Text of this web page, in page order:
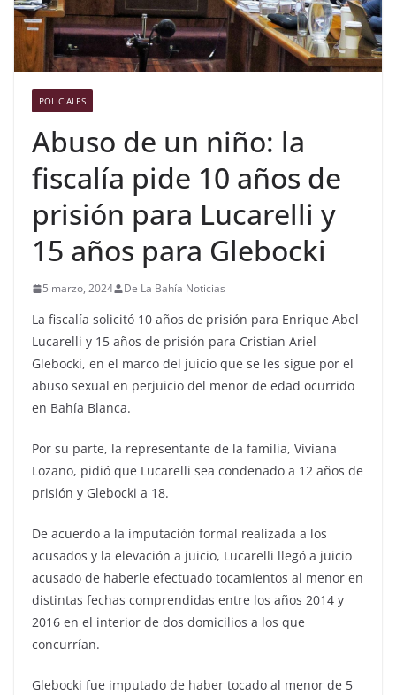
POLICIALES
Abuso de un niño: la
fiscalía pide 10 años de
prisión para Lucarelli y
15 años para Glebocki
5 marzo, 2024 De La Bahía Noticias
La fiscalía solicitó 10 años de prisión para Enrique Abel
Lucarelli y 15 años de prisión para Cristian Ariel
Glebocki, en el marco del juicio que se les sigue por el
abuso sexual en perjuicio del menor de edad ocurrido
en Bahía Blanca.
Por su parte, la representante de la familia, Viviana
Lozano, pidió que Lucarelli sea condenado a 12 años de
prisión y Glebocki a 18.
De acuerdo a la imputación formal realizada a los
acusados y la elevación a juicio, Lucarelli llegó a juicio
acusado de haberle efectuado tocamientos al menor en
distintas fechas comprendidas entre los años 2014 y
2016 en el interior de dos domicilios a los que
concurrían.
Glebocki fue imputado de haber tocado al menor de 5